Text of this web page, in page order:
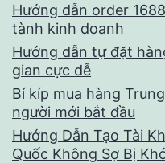
Hướng dẫn order
tành kinh doanh
Hướng dẫn tự đặt
gian cực dễ
Bí kíp mua hàng
người mới bắt đầu
Hướng Dẫn Tạo Tài
Quốc Không Sợ Bị